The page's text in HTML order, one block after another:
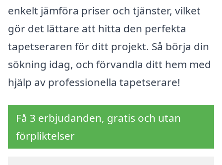
enkelt jämföra priser och tjänster, vilket
gör det lättare att hitta den perfekta
tapetseraren för ditt projekt. Så börja din
sökning idag, och förvandla ditt hem med
hjälp av professionella tapetserare!
Få 3 erbjudanden, gratis och utan
förpliktelser